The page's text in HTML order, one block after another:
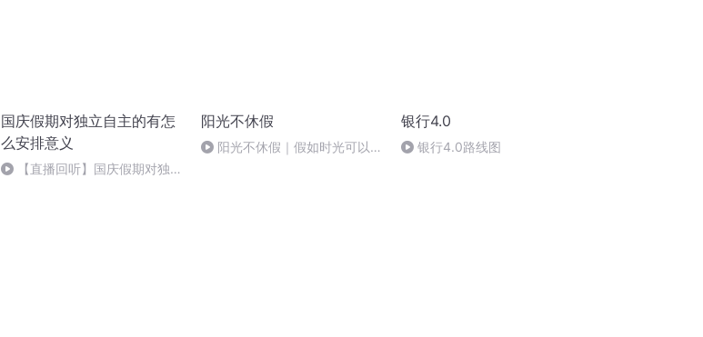
国庆假期对独立自主的有怎
么安排意义
【直播回听】国庆假期对独立
阳光不休假
阳光不休假｜假如时光可以倒
银行4.0
银行4.0路线图